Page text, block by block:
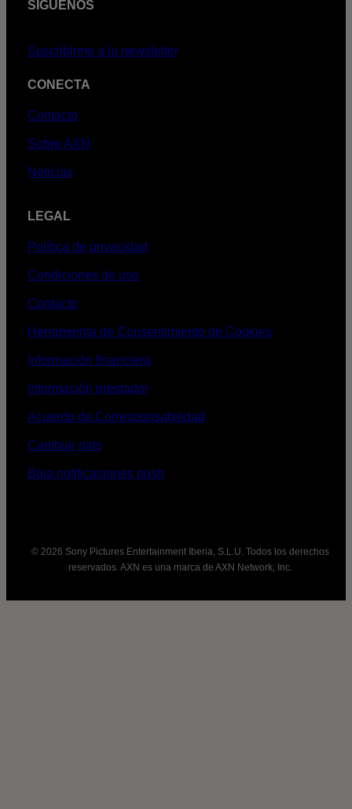
SÍGUENOS
Suscribirme a la newsletter
CONECTA
Contacto
Sobre AXN
Noticias
LEGAL
Política de privacidad
Condiciones de uso
Contacto
Herramienta de Consentimiento de Cookies
Información financiera
Información prestador
Acuerdo de Corresponsabilidad
Cambiar país
Baja notificaciones push
© 2026 Sony Pictures Entertainment Iberia, S.L.U. Todos los derechos
reservados. AXN es una marca de AXN Network, Inc.